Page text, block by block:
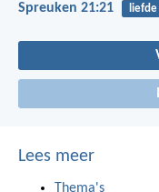
Spreuken 21:21 liefde
Lees meer
Thema's